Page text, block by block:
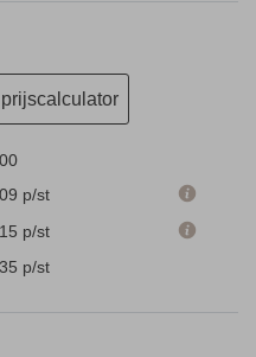
p/st
p/st
p/st